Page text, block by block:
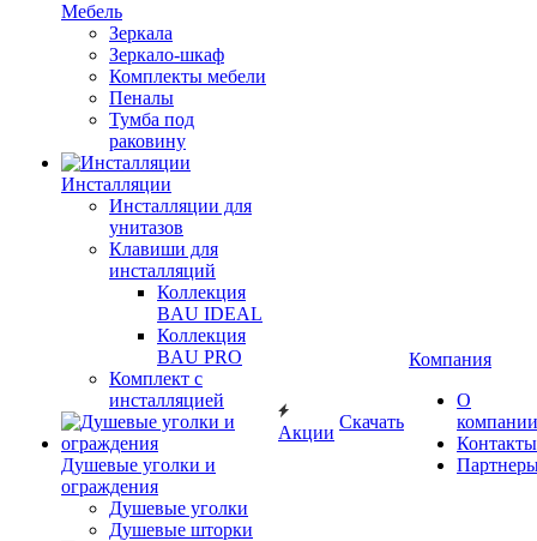
Мебель
Зеркала
Зеркало-шкаф
Комплекты мебели
Пеналы
Тумба под
раковину
Инсталляции
Инсталляции для
унитазов
Клавиши для
инсталляций
Коллекция
BAU IDEAL
Коллекция
BAU PRO
Комплект с
инсталляцией
Душевые уголки и
ограждения
Душевые уголки
Душевые шторки
Акции
Скачать
Компания
О
компании
Контакты